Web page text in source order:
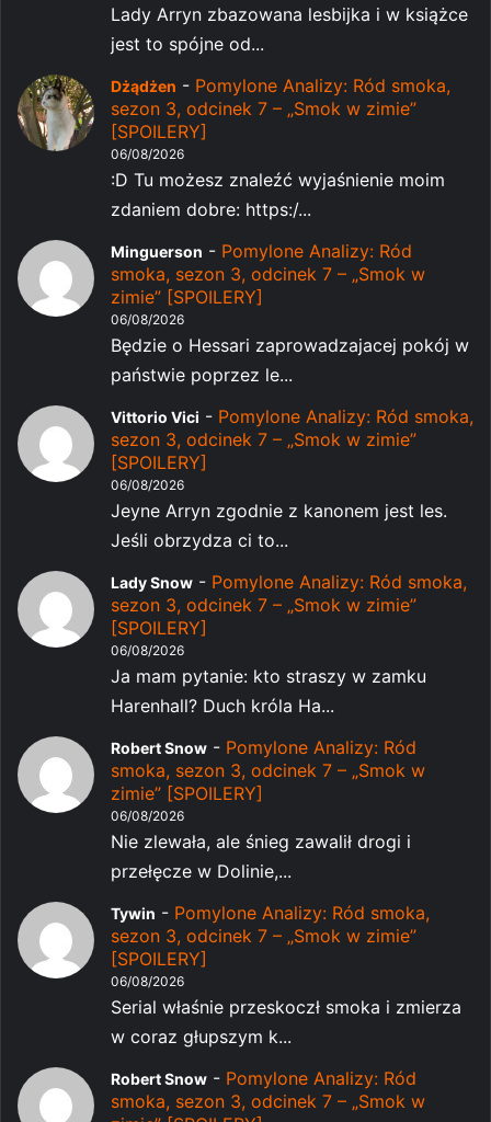
Lady Arryn zbazowana lesbijka i w książce
jest to spójne od...
Dżądżen - Pomylone Analizy: Ród smoka,
sezon 3, odcinek 7 – „Smok w zimie”
[SPOILERY]
06/08/2026
:D Tu możesz znaleźć wyjaśnienie moim
zdaniem dobre: https:/...
Minguerson - Pomylone Analizy: Ród
smoka, sezon 3, odcinek 7 – „Smok w
zimie” [SPOILERY]
06/08/2026
Będzie o Hessari zaprowadzajacej pokój w
państwie poprzez le...
Vittorio Vici - Pomylone Analizy: Ród smoka,
sezon 3, odcinek 7 – „Smok w zimie”
[SPOILERY]
06/08/2026
Jeyne Arryn zgodnie z kanonem jest les.
Jeśli obrzydza ci to...
Lady Snow - Pomylone Analizy: Ród smoka,
sezon 3, odcinek 7 – „Smok w zimie”
[SPOILERY]
06/08/2026
Ja mam pytanie: kto straszy w zamku
Harenhall? Duch króla Ha...
Robert Snow - Pomylone Analizy: Ród
smoka, sezon 3, odcinek 7 – „Smok w
zimie” [SPOILERY]
06/08/2026
Nie zlewała, ale śnieg zawalił drogi i
przełęcze w Dolinie,...
Tywin - Pomylone Analizy: Ród smoka,
sezon 3, odcinek 7 – „Smok w zimie”
[SPOILERY]
06/08/2026
Serial właśnie przeskoczł smoka i zmierza
w coraz głupszym k...
Robert Snow - Pomylone Analizy: Ród
smoka, sezon 3, odcinek 7 – „Smok w